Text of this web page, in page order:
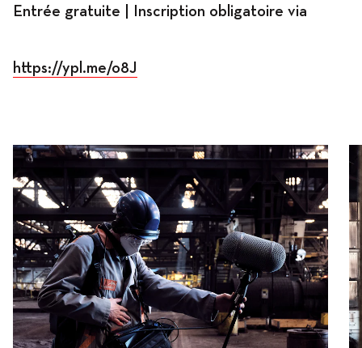
Entrée gratuite | Inscription obligatoire via
https://ypl.me/o8J